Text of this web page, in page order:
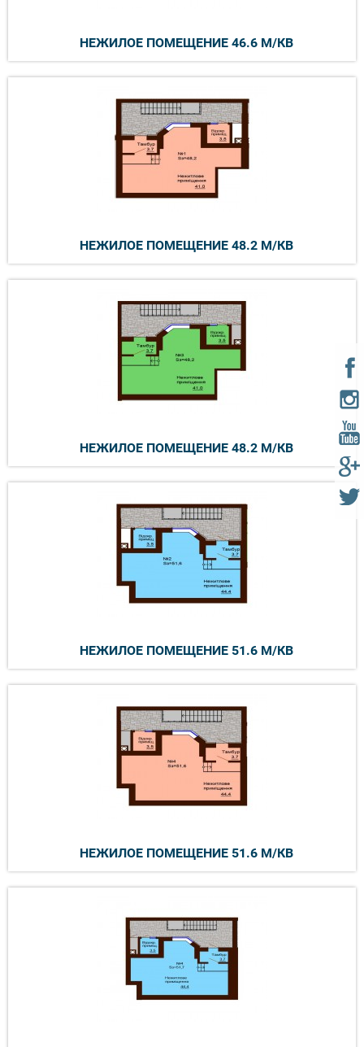
НЕЖИЛОЕ ПОМЕЩЕНИЕ 46.6 М/КВ
НЕЖИЛОЕ ПОМЕЩЕНИЕ 48.2 М/КВ
НЕЖИЛОЕ ПОМЕЩЕНИЕ 48.2 М/КВ
НЕЖИЛОЕ ПОМЕЩЕНИЕ 51.6 М/КВ
НЕЖИЛОЕ ПОМЕЩЕНИЕ 51.6 М/КВ